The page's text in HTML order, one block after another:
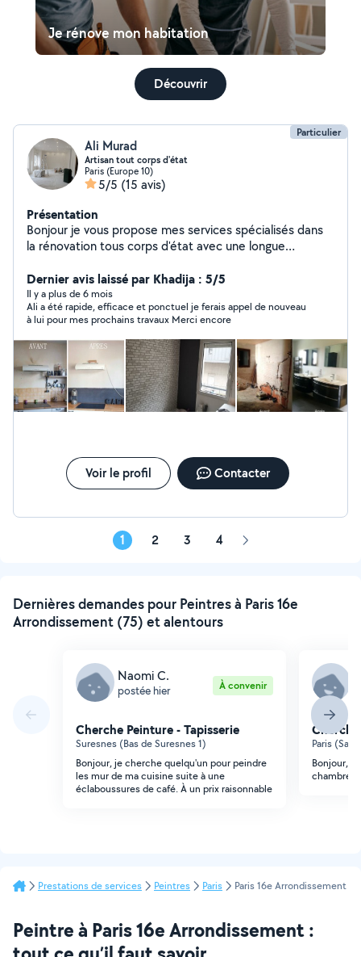
Je rénove mon habitation
Découvrir
Particulier
Ali Murad
Artisan tout corps d'état
Paris (Europe 10)
5/5 (15 avis)
Présentation
Bonjour je vous propose mes services spécialisés dans
la rénovation tous corps d'état avec une longue
travaux vous aider a réaliser votre projet tout en
respectant votre budget.N'hésitez pas à me contacter.
Merci.
Dernier avis laissé par Khadija : 5/5
Il y a plus de 6 mois
Ali a été rapide, efficace et ponctuel je ferais appel de nouveau
à lui pour mes prochains travaux Merci encore
Voir le profil Contacter
1 2 3 4 Page
Dernières demandes pour Peintres à Paris 16e
Arrondissement (75) et alentours
Naomi C.
postée hier À convenir
Cherche Peinture - Tapisserie
Suresnes (Bas de Suresnes 1)
Bonjour, je cherche quelqu'un pour peindre
les mur de ma cuisine suite à une
éclaboussures de café. À un prix raisonnable
Paris
Bonjour,
chambres
Prestations de services Peintres Paris Paris 16e Arrondissement
Peintre à Paris 16e Arrondissement :